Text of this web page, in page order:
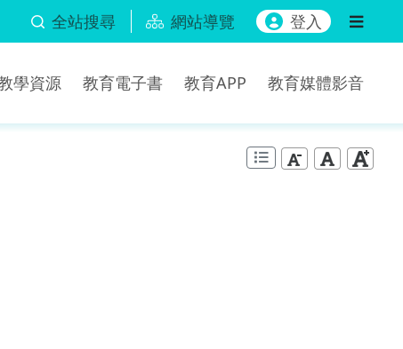
全站搜尋 網站導覽 登入
學資源 教育電子書 教育APP 教育媒體影音